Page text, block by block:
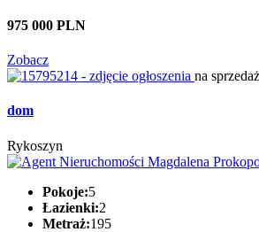
975 000 PLN
Zobacz
na sprzedaż
dom
Rykoszyn
Pokoje:5
Łazienki:2
Metraż:195